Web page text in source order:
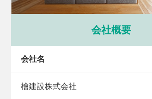
会社概要
会社名
檜建設株式会社